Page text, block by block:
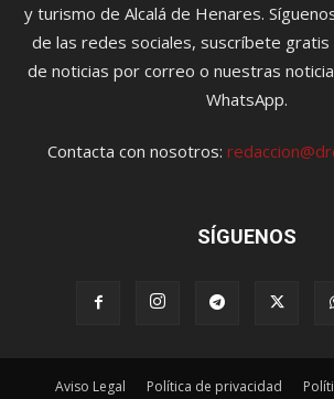
y turismo de Alcalá de Henares.
de las redes sociales, suscríbete
de noticias por correo o nuestras
WhatsApp.
Contacta con nosotros:
SÍGUENOS
Aviso Legal Política de privacidad